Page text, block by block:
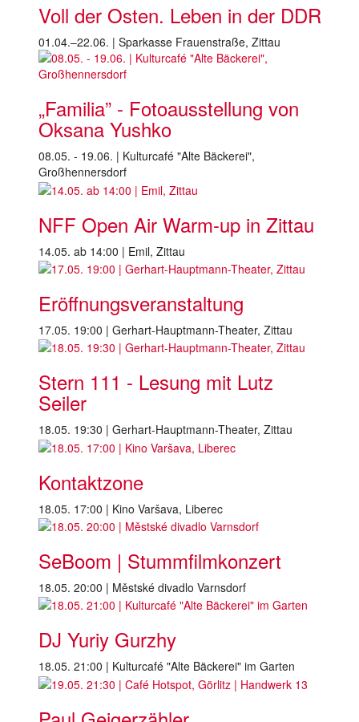
Voll der Osten. Leben in der DDR
01.04.–22.06. | Sparkasse Frauenstraße, Zittau
„Familia” - Fotoausstellung von
Oksana Yushko
08.05. - 19.06. | Kulturcafé "Alte Bäckerei",
Großhennersdorf
NFF Open Air Warm-up in Zittau
14.05. ab 14:00 | Emil, Zittau
Eröffnungsveranstaltung
17.05. 19:00 | Gerhart-Hauptmann-Theater, Zittau
Stern 111 - Lesung mit Lutz
Seiler
18.05. 19:30 | Gerhart-Hauptmann-Theater, Zittau
Kontaktzone
18.05. 17:00 | Kino Varšava, Liberec
SeBoom | Stummfilmkonzert
18.05. 20:00 | Městské divadlo Varnsdorf
DJ Yuriy Gurzhy
18.05. 21:00 | Kulturcafé "Alte Bäckerei" im Garten